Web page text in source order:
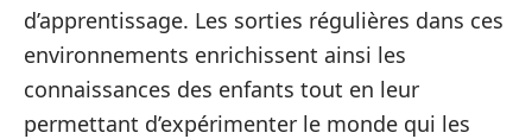
d’apprentissage. Les sorties régulières dans ces
environnements enrichissent ainsi les
connaissances des enfants tout en leur
permettant d’expérimenter le monde qui les